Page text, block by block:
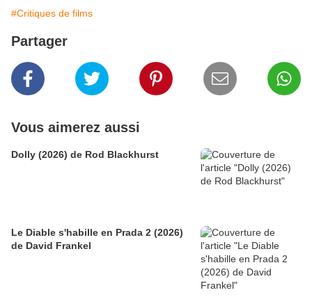
#Critiques de films
Partager
Vous aimerez aussi
Dolly (2026) de Rod Blackhurst
Le Diable s'habille en Prada 2 (2026)
de David Frankel